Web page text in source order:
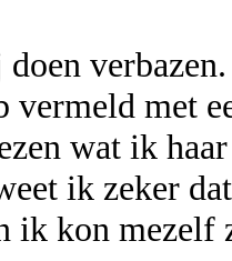
vermeld met
wat ik
ik zeker
ik kon